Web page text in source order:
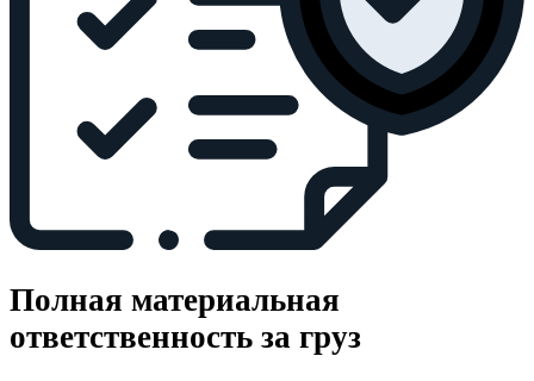
Полная материальная
ответственность за груз